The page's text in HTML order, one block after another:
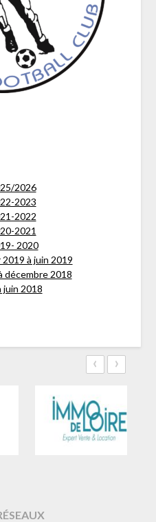
2026
2023
2022
2021
2020
à juin 2019
décembre 2018
juin 2018
‹ ›